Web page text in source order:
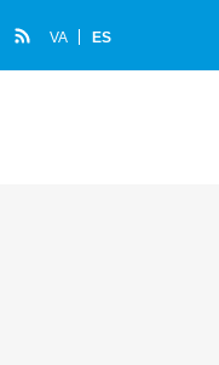
VA ES